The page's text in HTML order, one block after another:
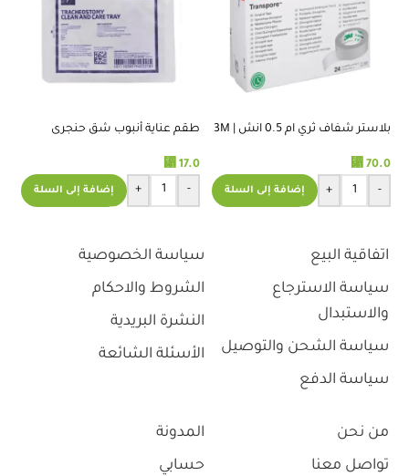
بلاستر شفاف ثري ام 0.5 انش | 3M
⃁ 70.0
-
+ إضافة إلى السلة
طقم عناية أنبوب شق حنجرى
⃁ 17.0
-
+ إضافة إلى السلة
اتفاقية البيع
سياسة الاسترجاع
والاستبدال
سياسة الشحن والتوصيل
سياسة الدفع
سياسة الخصوصية
الشروط والاحكام
النشرة البريدية
الأسئلة الشائعة
من نحن
تواصل معنا
المدونة
حسابي